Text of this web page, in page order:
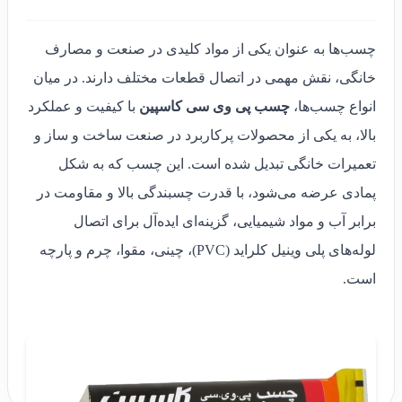
چسب‌ها به عنوان یکی از مواد کلیدی در صنعت و مصارف
خانگی، نقش مهمی در اتصال قطعات مختلف دارند. در میان
انواع چسب‌ها، چسب پی وی سی کاسپین با کیفیت و عملکرد
بالا، به یکی از محصولات پرکاربرد در صنعت ساخت و ساز و
تعمیرات خانگی تبدیل شده است. این چسب که به شکل
پمادی عرضه می‌شود، با قدرت چسبندگی بالا و مقاومت در
برابر آب و مواد شیمیایی، گزینه‌ای ایده‌آل برای اتصال
لوله‌های پلی وینیل کلراید (PVC)، چینی، مقوا، چرم و پارچه
است.